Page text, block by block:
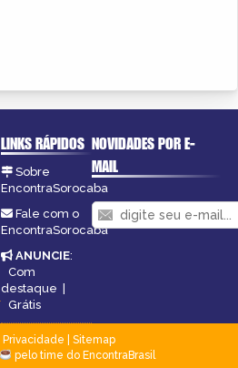
LINKS RÁPIDOS
Sobre
EncontraSorocaba
Fale com o
EncontraSorocaba
ANUNCIE:
Com
destaque |
Grátis
NOVIDADES POR E-
MAIL
Privacidade
Sitemap
pelo time do EncontraBrasil